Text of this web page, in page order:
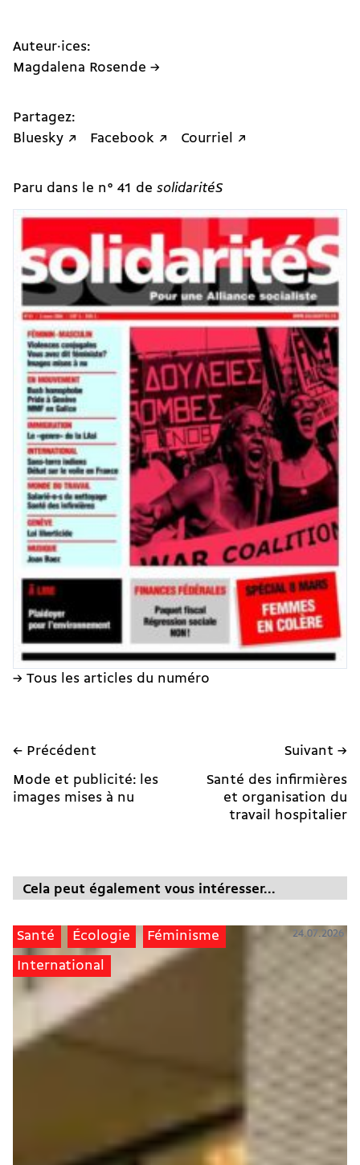
Auteur·ices:
Magdalena Rosende →
Partagez:
Bluesky ↗
Facebook ↗ Courriel ↗
Paru dans le n° 41 de solidaritéS
→ Tous les articles du numéro
← Précédent
Mode et publicité: les
images mises à nu
Suivant →
Santé des infirmières
et organisation du
travail hospitalier
Cela peut également vous intéresser...
Santé Écologie Féminisme
International
24.07.2026